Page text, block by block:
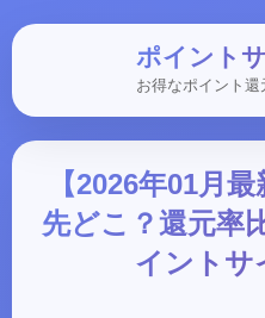
ポイント
お得なポイント還
【2026年01月
先どこ？還元率
イントサ